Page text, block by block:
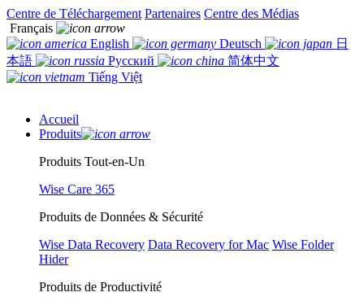
Centre de Téléchargement Partenaires Centre des Médias
Français
English
Deutsch
日
本語
Русский
简体中文
Tiếng Việt
Accueil
Produits
Produits Tout-en-Un
Wise Care 365
Produits de Données & Sécurité
Wise Data Recovery Data Recovery for Mac Wise Folder
Hider
Produits de Productivité